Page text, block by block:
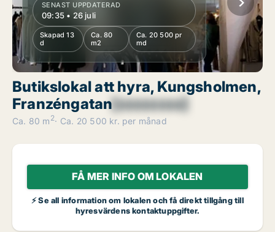
SENAST UPPDATERAD
09:35 • 26 juli
Skapad 13
d
Ca. 80
m2
Ca. 20 500 pr
md
Butikslokal att hyra, Kungsholmen,
Franzéngatan[xxxxxxxx]
Ca. 80 m 2 Ca. 20 500 kr. per månad
FÅ MER INFO OM LOKALEN
⚡ Se all information om lokalen och få direkt tillgång till
hyresvärdens kontaktuppgifter.